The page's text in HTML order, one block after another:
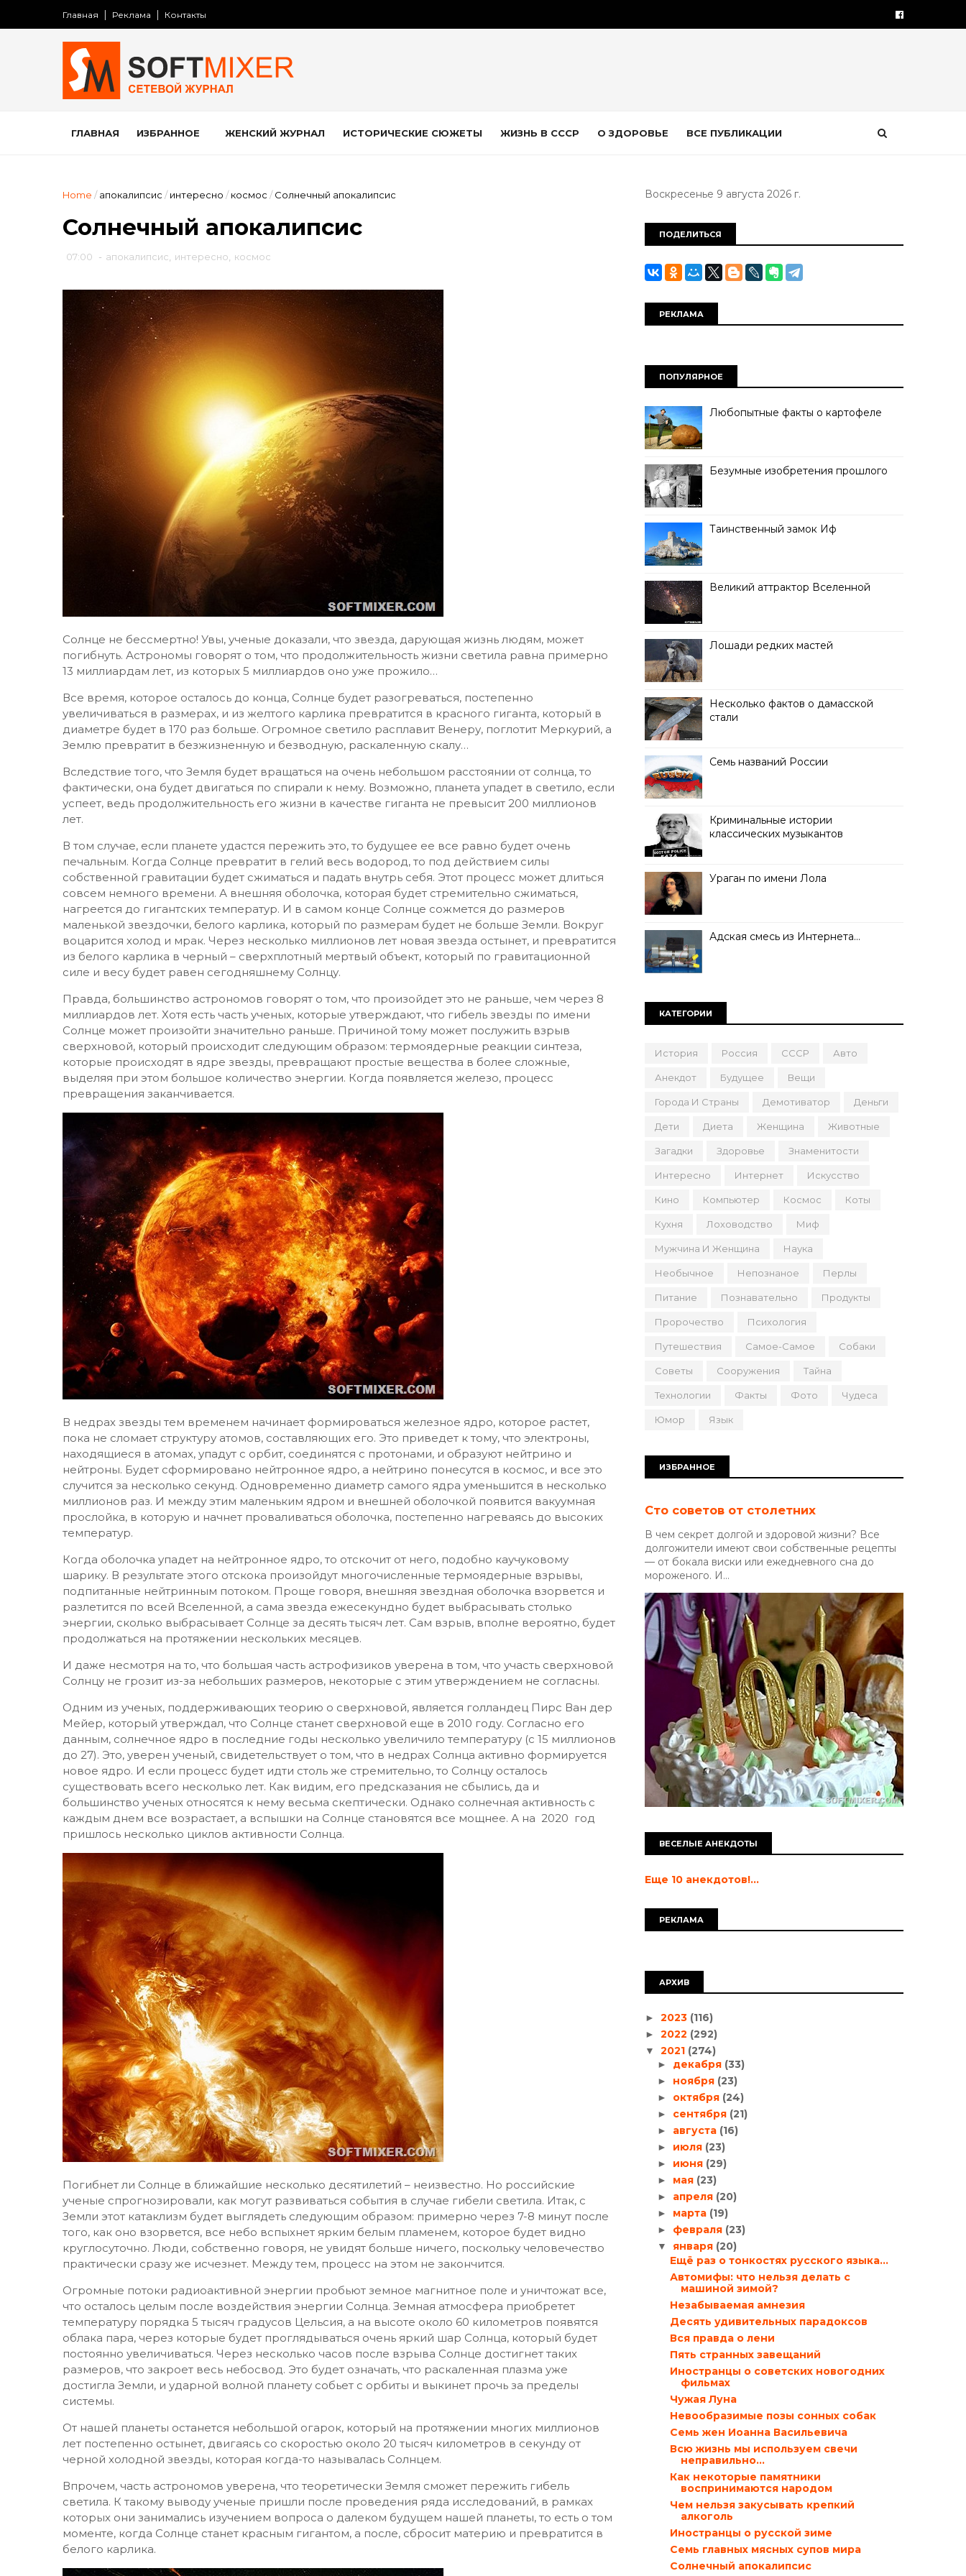
Главная Реклама Контакты
ГЛАВНАЯ ИЗБРАННОЕ ЖЕНСКИЙ ЖУРНАЛ ИСТОРИЧЕСКИЕ СЮЖЕТЫ ЖИЗНЬ В СССР О ЗДОРОВЬЕ ВСЕ ПУБЛИКАЦИИ
Home / апокалипсис / интересно / космос / Солнечный апокалипсис
Солнечный апокалипсис
07:00 - апокалипсис интересно космос
Солнце не бессмертно! Увы, ученые доказали, что звезда, дарующая жизнь людям, может
погибнуть. Астрономы говорят о том, что продолжительность жизни светила равна примерно
13 миллиардам лет, из которых 5 миллиардов оно уже прожило…
Все время, которое осталось до конца, Солнце будет разогреваться, постепенно
увеличиваться в размерах, и из желтого карлика превратится в красного гиганта, который в
диаметре будет в 170 раз больше. Огромное светило расплавит Венеру, поглотит Меркурий, а
Землю превратит в безжизненную и безводную, раскаленную скалу…
Вследствие того, что Земля будет вращаться на очень небольшом расстоянии от солнца, то
фактически, она будет двигаться по спирали к нему. Возможно, планета упадет в светило, если
успеет, ведь продолжительность его жизни в качестве гиганта не превысит 200 миллионов
лет.
В том случае, если планете удастся пережить это, то будущее ее все равно будет очень
печальным. Когда Солнце превратит в гелий весь водород, то под действием силы
собственной гравитации будет сжиматься и падать внутрь себя. Этот процесс может длиться
совсем немного времени. А внешняя оболочка, которая будет стремительно сжиматься,
нагреется до гигантских температур. И в самом конце Солнце сожмется до размеров
маленькой звездочки, белого карлика, который по размерам будет не больше Земли. Вокруг
воцарится холод и мрак. Через несколько миллионов лет новая звезда остынет, и превратится
из белого карлика в черный – сверхплотный мертвый объект, который по гравитационной
силе и весу будет равен сегодняшнему Солнцу.
Правда, большинство астрономов говорят о том, что произойдет это не раньше, чем через 8
миллиардов лет. Хотя есть часть ученых, которые утверждают, что гибель звезды по имени
Солнце может произойти значительно раньше. Причиной тому может послужить взрыв
сверхновой, который происходит следующим образом: термоядерные реакции синтеза,
которые происходят в ядре звезды, превращают простые вещества в более сложные,
выделяя при этом большое количество энергии. Когда появляется железо, процесс
превращения заканчивается.
В недрах звезды тем временем начинает формироваться железное ядро, которое растет,
пока не сломает структуру атомов, составляющих его. Это приведет к тому, что электроны,
находящиеся в атомах, упадут с орбит, соединятся с протонами, и образуют нейтрино и
нейтроны. Будет сформировано нейтронное ядро, а нейтрино понесутся в космос, и все это
случится за несколько секунд. Одновременно диаметр самого ядра уменьшится в несколько
миллионов раз. И между этим маленьким ядром и внешней оболочкой появится вакуумная
прослойка, в которую и начнет проваливаться оболочка, постепенно нагреваясь до высоких
температур.
Когда оболочка упадет на нейтронное ядро, то отскочит от него, подобно каучуковому
шарику. В результате этого отскока произойдут многочисленные термоядерные взрывы,
подпитанные нейтринным потоком. Проще говоря, внешняя звездная оболочка взорвется и
разлетится по всей Вселенной, а сама звезда ежесекундно будет выбрасывать столько
энергии, сколько выбрасывает Солнце за десять тысяч лет. Сам взрыв, вполне вероятно, будет
продолжаться на протяжении нескольких месяцев.
И даже несмотря на то, что большая часть астрофизиков уверена в том, что участь сверхновой
Солнцу не грозит из-за небольших размеров, некоторые с этим утверждением не согласны.
Одним из ученых, поддерживающих теорию о сверхновой, является голландец Пирс Ван дер
Мейер, который утверждал, что Солнце станет сверхновой еще в 2010 году. Согласно его
данным, солнечное ядро в последние годы несколько увеличило температуру (с 15 миллионов
до 27). Это, уверен ученый, свидетельствует о том, что в недрах Солнца активно формируется
новое ядро. И если процесс будет идти столь же стремительно, то Солнцу осталось
существовать всего несколько лет. Как видим, его предсказания не сбылись, да и
большинство ученых относятся к нему весьма скептически. Однако солнечная активность с
каждым днем все возрастает, а вспышки на Солнце становятся все мощнее. А на 2020 год
пришлось несколько циклов активности Солнца.
Погибнет ли Солнце в ближайшие несколько десятилетий – неизвестно. Но российские
ученые спрогнозировали, как могут развиваться события в случае гибели светила. Итак, с
Земли этот катаклизм будет выглядеть следующим образом: примерно через 7-8 минут после
того, как оно взорвется, все небо вспыхнет ярким белым пламенем, которое будет видно
круглосуточно. Люди, собственно говоря, не увидят больше ничего, поскольку человечество
практически сразу же исчезнет. Между тем, процесс на этом не закончится.
Огромные потоки радиоактивной энергии пробьют земное магнитное поле и уничтожат все,
что осталось целым после воздействия энергии Солнца. Земная атмосфера приобретет
температуру порядка 5 тысяч градусов Цельсия, а на высоте около 60 километров появятся
облака пара, через которые будет проглядываться очень яркий шар Солнца, который будет
постоянно увеличиваться. Через несколько часов после взрыва Солнце достигнет таких
размеров, что закроет весь небосвод. Это будет означать, что раскаленная плазма уже
достигла Земли, и ударной волной планету собьет с орбиты и выкинет прочь за пределы
системы.
От нашей планеты останется небольшой огарок, который на протяжении многих миллионов
лет постепенно остынет, двигаясь со скоростью около 20 тысяч километров в секунду от
черной холодной звезды, которая когда-то называлась Солнцем.
Впрочем, часть астрономов уверена, что теоретически Земля сможет пережить гибель
светила. К такому выводу ученые пришли после проведения ряда исследований, в рамках
которых они занимались изучением вопроса о далеком будущем нашей планеты, то есть о том
моменте, когда Солнце станет красным гигантом, а после, сбросит материю и превратится в
белого карлика.
Воскресенье 9 августа 2026 г.
ПОДЕЛИТЬСЯ
РЕКЛАМА
ПОПУЛЯРНОЕ
Любопытные факты о картофеле
Безумные изобретения прошлого
Таинственный замок Иф
Великий аттрактор Вселенной
Лошади редких мастей
Несколько фактов о дамасской
стали
Семь названий России
Криминальные истории
классических музыкантов
Ураган по имени Лола
Адская смесь из Интернета…
КАТЕГОРИИ
История Россия СССР Авто
Анекдот Будущее Вещи
Города И Страны Демотиватор Деньги
Дети Диета Женщина Животные
Загадки Здоровье Знаменитости
Интересно Интернет Искусство
Кино Компьютер Космос Коты
Кухня Лоховодство Миф
Мужчина И Женщина Наука
Необычное Непознаное Перлы
Питание Познавательно Продукты
Пророчество Психология
Путешествия Самое-Самое Собаки
Советы Сооружения Тайна
Технологии Факты Фото Чудеса
Юмор Язык
ИЗБРАННОЕ
Сто советов от столетних
В чем секрет долгой и здоровой жизни? Все
долгожители имеют свои собственные рецепты
— от бокала виски или ежедневного сна до
мороженого. И...
ВЕСЕЛЫЕ АНЕКДОТЫ
Еще 10 анекдотов!...
РЕКЛАМА
АРХИВ
► 2023 (116)
► 2022 (292)
▼ 2021 (274)
► декабря (33)
► ноября (23)
► октября (24)
► сентября (21)
► августа (16)
► июля (23)
► июня (29)
► мая (23)
► апреля (20)
► марта (19)
► февраля (23)
▼ января (20)
Ещё раз о тонкостях русского языка…
Автомифы: что нельзя делать с
машиной зимой?
Незабываемая амнезия
Десять удивительных парадоксов
Вся правда о лени
Пять странных завещаний
Иностранцы о советских новогодних
фильмах
Чужая Луна
Невообразимые позы сонных собак
Семь жен Иоанна Васильевича
Всю жизнь мы используем свечи
неправильно…
Как некоторые памятники
воспринимаются народом
Чем нельзя закусывать крепкий
алкоголь
Иностранцы о русской зиме
Семь главных мясных супов мира
Солнечный апокалипсис